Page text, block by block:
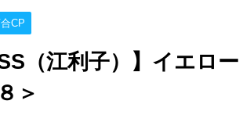
CP
（江利子）】イエロ
＞